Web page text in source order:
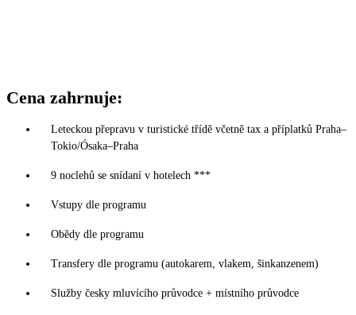
Cena zahrnuje:
Leteckou přepravu v turistické třídě včetně tax a příplatků Praha–
Tokio/Ósaka–Praha
9 noclehů se snídaní v hotelech ***
Vstupy dle programu
Obědy dle programu
Transfery dle programu (autokarem, vlakem, šinkanzenem)
Služby česky mluvícího průvodce + místního průvodce